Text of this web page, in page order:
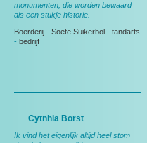
monumenten, die worden bewaard
als een stukje historie.
Boerderij - Soete Suikerbol - tandarts
- bedrijf
Cytnhia Borst
Ik vind het eigenlijk altijd heel stom